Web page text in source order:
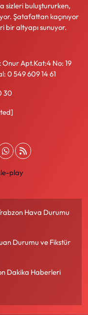
sizleri buluştururken,
Şatafattan kaçınıyor
bir altyapı sunuyor.
Onur Apt.Kat:4 No: 19
0 549 609 14 61
30
Hava Durumu
Durumu ve Fikstür
Dakika Haberleri